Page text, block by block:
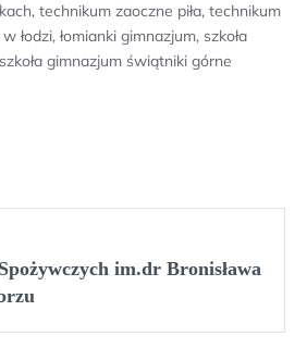
technikum zaoczne piła, technikum
łodzi, łomianki gimnazjum, szkoła
gimnazjum świątniki górne
Spożywczych im.dr Bronisława